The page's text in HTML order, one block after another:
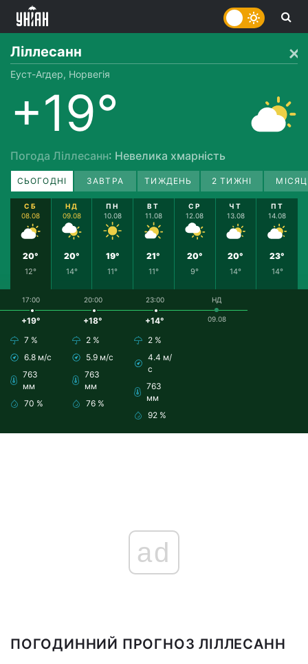
Ліллесанн
Еуст-Агдер, Норвегія
+19°
Погода Ліллесанн: Невелика хмарність
СЬОГОДНІ ЗАВТРА ТИЖДЕНЬ 2 ТИЖНІ
СБ
08.08
20°
12°
НД
09.08
20°
14°
ПН
10.08
19°
11°
ВТ
11.08
21°
11°
СР
12.08
20°
9°
ЧТ
13.08
20°
14°
ПТ
14.08
23°
14°
17:00
+19°
7 %
6.8 м/с
763
мм
70 %
20:00
+18°
2 %
5.9 м/с
763
мм
76 %
23:00
+14°
2 %
4.4 м/
с
763
мм
92 %
НД
09.08
ad
ПОГОДИННИЙ ПРОГНОЗ ЛІЛЛЕСАНН